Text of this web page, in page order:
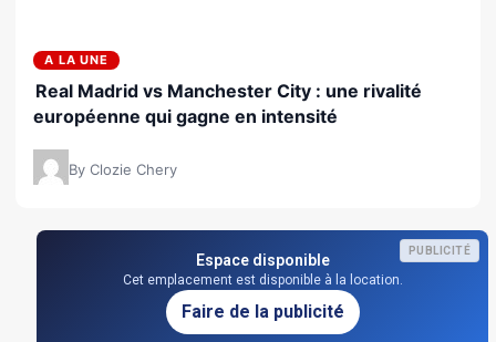
A LA UNE
Real Madrid vs Manchester City : une rivalité
européenne qui gagne en intensité
By Clozie Chery
PUBLICITÉ
Espace disponible
Cet emplacement est disponible à la location.
Faire de la publicité